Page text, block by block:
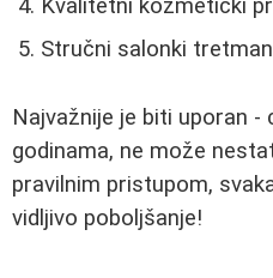
Kvalitetni kozmetički
Stručni salonki
Najvažnije je biti uporan -
godinama, ne može
pravilnim pristupom,
vidljivo poboljšanje!